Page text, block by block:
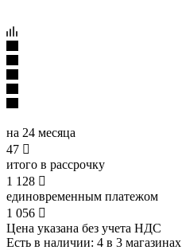
на 24 месяца
47 
итого в рассрочку
1 128 
единовременным платежом
1 056 
Цена указана без учета НДС
Есть в наличии: 4 в 3 магазинах